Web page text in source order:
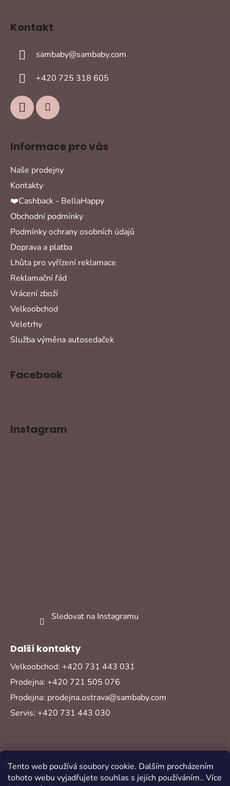
Tento web používá soubory cookie. Dalším procházením
tohoto webu vyjadřujete souhlas s jejich používáním.. Více
Z
Kontakt
sambaby@sambaby.com
+420 725 318 605
Informace pro vás
Naše prodejny
Kontakty
❤️Cashback - BellaHappy
Obchodní podmínky
Podmínky ochrany osobních údajů
Doprava a platba
Lhůta pro vyřízení reklamace
Reklamační řád
Vrácení zboží
Velkoobchod
Veletrhy
Služba výměna autosedaček
Facebook
Instagram
Sledovat na Instagramu
Další kontakty
Velkoobchod: +420 731 443 031
Prodejna: +420 721 505 076
Prodejna: prodejna.ostrava@sambaby.com
Servis: +420 731 443 030